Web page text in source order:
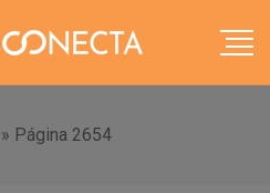
» Página 2654